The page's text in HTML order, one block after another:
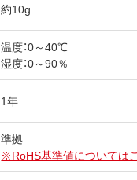
約10g
温度：0～40℃
湿度：0～90％
1年
準拠
※RoHS基準値については